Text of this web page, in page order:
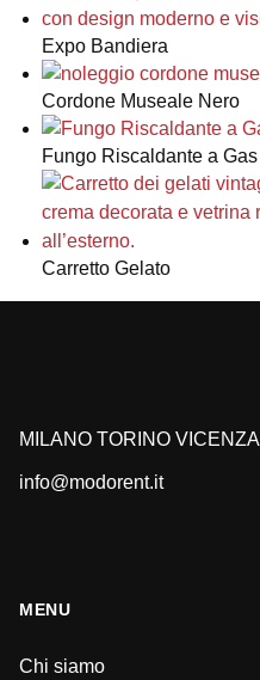
Expo Bandiera
Cordone Museale Nero
Fungo Riscaldante a Gas
Carretto Gelato
MILANO TORINO VICENZA
info@modorent.it
MENU
Chi siamo